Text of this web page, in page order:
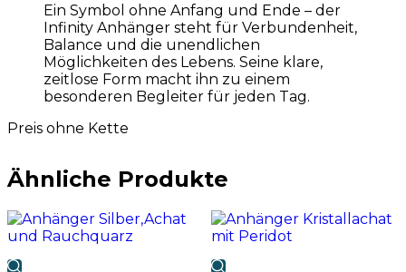
Ein Symbol ohne Anfang und Ende – der
Infinity Anhänger steht für Verbundenheit,
Balance und die unendlichen
Möglichkeiten des Lebens. Seine klare,
zeitlose Form macht ihn zu einem
besonderen Begleiter für jeden Tag.
Preis ohne Kette
Ähnliche Produkte